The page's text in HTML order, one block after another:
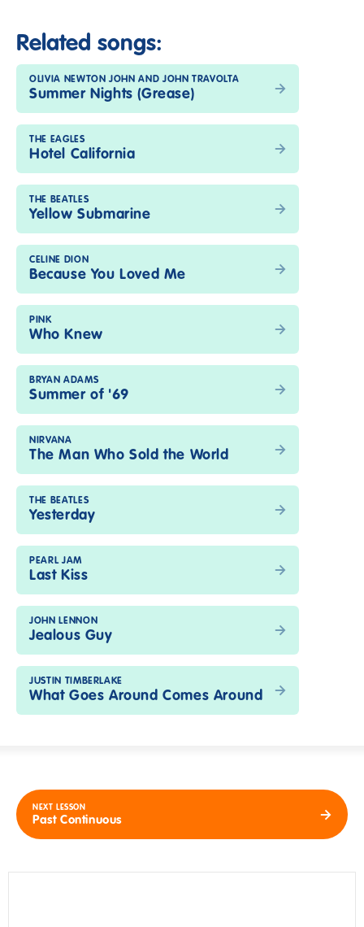
Related songs:
OLIVIA NEWTON JOHN AND JOHN TRAVOLTA
Summer Nights (Grease)
THE EAGLES
Hotel California
THE BEATLES
Yellow Submarine
CELINE DION
Because You Loved Me
PINK
Who Knew
BRYAN ADAMS
Summer of '69
NIRVANA
The Man Who Sold the World
THE BEATLES
Yesterday
PEARL JAM
Last Kiss
JOHN LENNON
Jealous Guy
JUSTIN TIMBERLAKE
What Goes Around Comes Around
NEXT LESSON
Past Continuous